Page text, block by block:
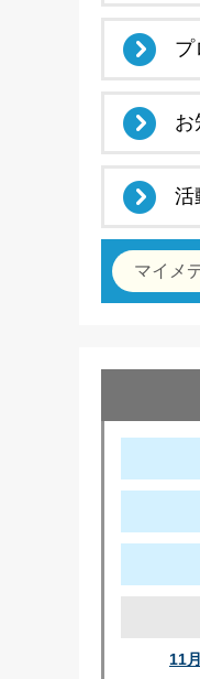
プ
お
活
マイメディ
11